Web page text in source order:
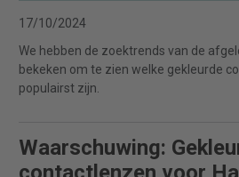
17/10/2024
We hebben de zoektrends van de
bekeken om te zien welke gekleurde
populairst zijn.
Waarschuwing: